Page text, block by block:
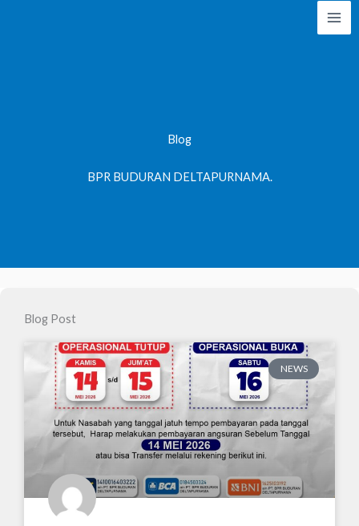
Blog
BPR BUDURAN DELTAPURNAMA.
Blog Post
NEWS